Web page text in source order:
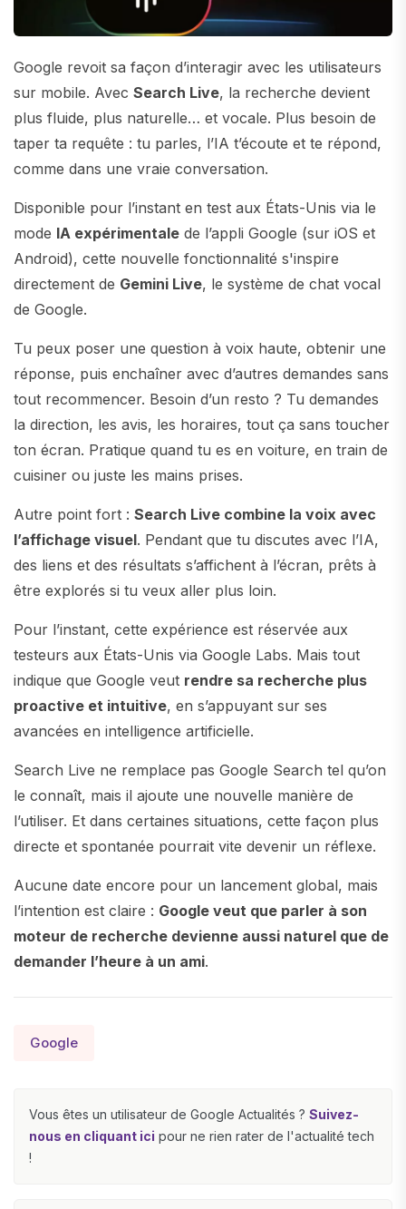
Google revoit sa façon d’interagir avec les utilisateurs
sur mobile. Avec Search Live, la recherche devient
plus fluide, plus naturelle… et vocale. Plus besoin de
taper ta requête : tu parles, l’IA t’écoute et te répond,
comme dans une vraie conversation.
Disponible pour l’instant en test aux États-Unis via le
mode IA expérimentale de l’appli Google (sur iOS et
Android), cette nouvelle fonctionnalité s'inspire
directement de Gemini Live, le système de chat vocal
de Google.
Tu peux poser une question à voix haute, obtenir une
réponse, puis enchaîner avec d’autres demandes sans
tout recommencer. Besoin d’un resto ? Tu demandes
la direction, les avis, les horaires, tout ça sans toucher
ton écran. Pratique quand tu es en voiture, en train de
cuisiner ou juste les mains prises.
Autre point fort : Search Live combine la voix avec
l’affichage visuel. Pendant que tu discutes avec l’IA,
des liens et des résultats s’affichent à l’écran, prêts à
être explorés si tu veux aller plus loin.
Pour l’instant, cette expérience est réservée aux
testeurs aux États-Unis via Google Labs. Mais tout
indique que Google veut rendre sa recherche plus
proactive et intuitive, en s’appuyant sur ses
avancées en intelligence artificielle.
Search Live ne remplace pas Google Search tel qu’on
le connaît, mais il ajoute une nouvelle manière de
l’utiliser. Et dans certaines situations, cette façon plus
directe et spontanée pourrait vite devenir un réflexe.
Aucune date encore pour un lancement global, mais
l’intention est claire : Google veut que parler à son
moteur de recherche devienne aussi naturel que de
demander l’heure à un ami.
Google
Vous êtes un utilisateur de Google Actualités ? Suivez-
nous en cliquant ici pour ne rien rater de l'actualité tech
!